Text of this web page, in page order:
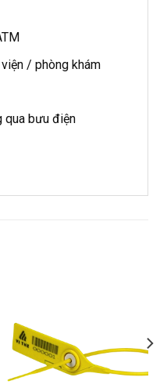
/ phòng khám
qua bưu điện